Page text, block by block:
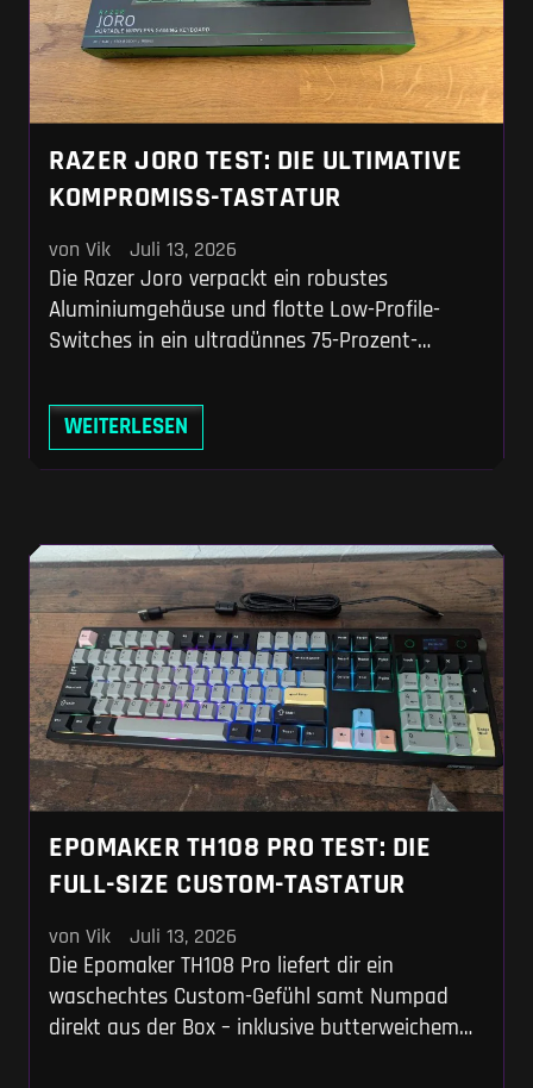
RAZER JORO TEST: DIE ULTIMATIVE
KOMPROMISS-TASTATUR
von Vik Juli 13, 2026
Die Razer Joro verpackt ein robustes
Aluminiumgehäuse und flotte Low-Profile-
Switches in ein ultradünnes 75-Prozent-
bleibt. Wir zeigen dir, warum die flache Flunder
trotz magerer Akkulaufzeit und fehlendem
deutschem Layout der perfekte Begleiter für
WEITERLESEN
EPOMAKER TH108 PRO TEST: DIE
FULL-SIZE CUSTOM-TASTATUR
von Vik Juli 13, 2026
Die Epomaker TH108 Pro liefert dir ein
waschechtes Custom-Gefühl samt Numpad
direkt aus der Box – inklusive butterweichem